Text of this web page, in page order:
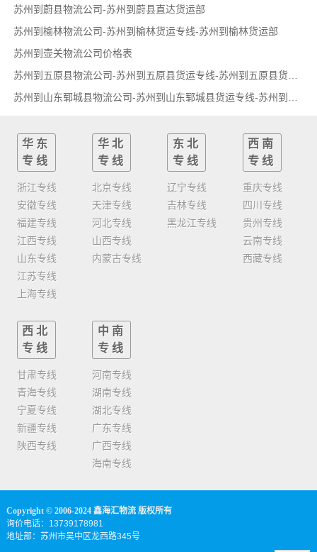
苏州到蔚县物流公司-苏州到蔚县直达货运部
苏州到榆林物流公司-苏州到榆林货运专线-苏州到榆林货运部
苏州到壶关物流公司价格表
苏州到五原县物流公司-苏州到五原县货运专线-苏州到五原县货运部
苏州到山东郓城县物流公司-苏州到山东郓城县货运专线-苏州到山东郓城县货运部
华东
专线
浙江专线
安徽专线
福建专线
江西专线
山东专线
江苏专线
上海专线
华北
专线
北京专线
天津专线
河北专线
山西专线
内蒙古专线
东北
专线
辽宁专线
吉林专线
黑龙江专线
西南
专线
重庆专线
四川专线
贵州专线
云南专线
西藏专线
西北
专线
甘肃专线
青海专线
宁夏专线
新疆专线
陕西专线
中南
专线
河南专线
湖南专线
湖北专线
广东专线
广西专线
海南专线
Copyright © 2006-2024 鑫海汇物流 版权所有
询价电话：13739178981
地址部：苏州市吴中区龙西路345号